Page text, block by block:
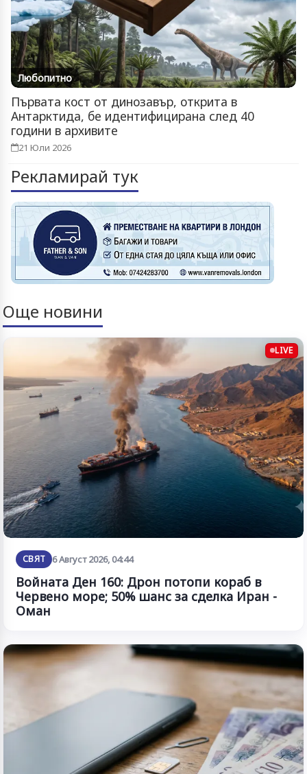
Любопитно
Първата кост от динозавър, открита в
Антарктида, бе идентифицирана след 40
години в архивите
21 Юли 2026
Рекламирай тук
Още новини
LIVE
СВЯТ 6 Август 2026, 04:44
Войната Ден 160: Дрон потопи кораб в
Червено море; 50% шанс за сделка Иран -
Оман